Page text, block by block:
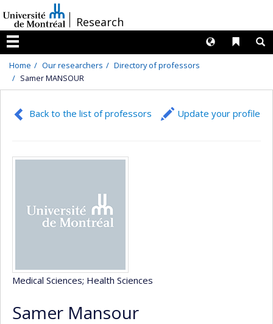
au
contenu
/Research
Menu
Liens
Langues
Home Our researchers
Directory of professors
Samer MANSOUR
Back to the list of professors Update your profile
Medical Sciences; Health Sciences
Samer Mansour